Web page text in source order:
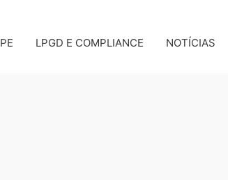
LPGD E COMPLIANCE NOTÍCIAS